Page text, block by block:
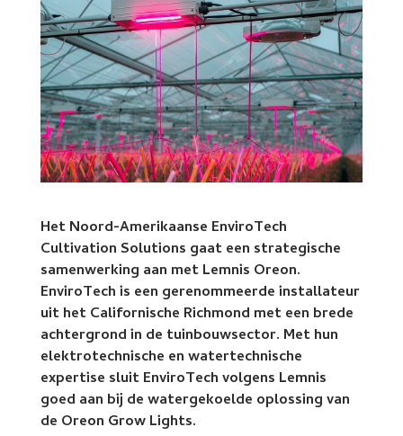
Het Noord-Amerikaanse EnviroTech
Cultivation Solutions gaat een strategische
samenwerking aan met Lemnis Oreon.
EnviroTech is een gerenommeerde installateur
uit het Californische Richmond met een brede
achtergrond in de tuinbouwsector. Met hun
elektrotechnische en watertechnische
expertise sluit EnviroTech volgens Lemnis
goed aan bij de watergekoelde oplossing van
de Oreon Grow Lights.